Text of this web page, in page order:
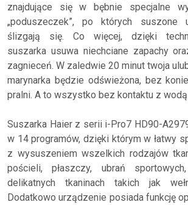
znajdujące się w bębnie specjalne
„poduszeczek”, po których suszone
ślizgają się. Co więcej, dzięki
suszarka usuwa niechciane zapachy
zagnieceń. W zaledwie 20 minut twoja
marynarka będzie odświeżona, bez
pralni. A to wszystko bez kontaktu z
Suszarka Haier z serii i-Pro7 HD90-
w 14 programów, dzięki którym w łatwy
z wysuszeniem wszelkich rodzajów
pościeli, płaszczy, ubrań
delikatnych tkaninach takich jak
Dodatkowo urządzenie posiada funkcję